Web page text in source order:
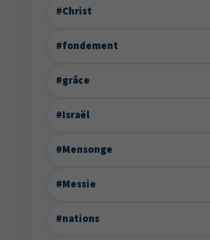
#Christ
#fondement
#grâce
#Israël
#Mensonge
#Messie
#nations